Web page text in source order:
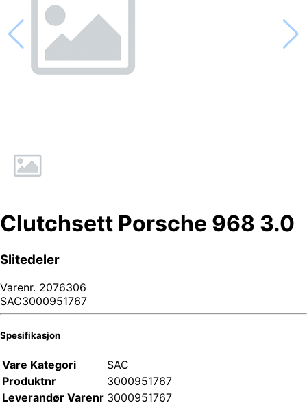
Clutchsett Porsche 968 3.0
Slitedeler
Varenr. 2076306
SAC3000951767
Spesifikasjon
Vare Kategori
SAC
Produktnr
3000951767
Leverandør Varenr 3000951767